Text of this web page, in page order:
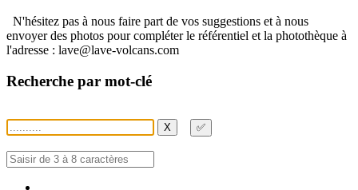
N'hésitez pas à nous faire part de vos suggestions et à nous
envoyer des photos pour compléter le référentiel et la photothèque à
l'adresse : lave@lave-volcans.com
Recherche par mot-clé
X ✅